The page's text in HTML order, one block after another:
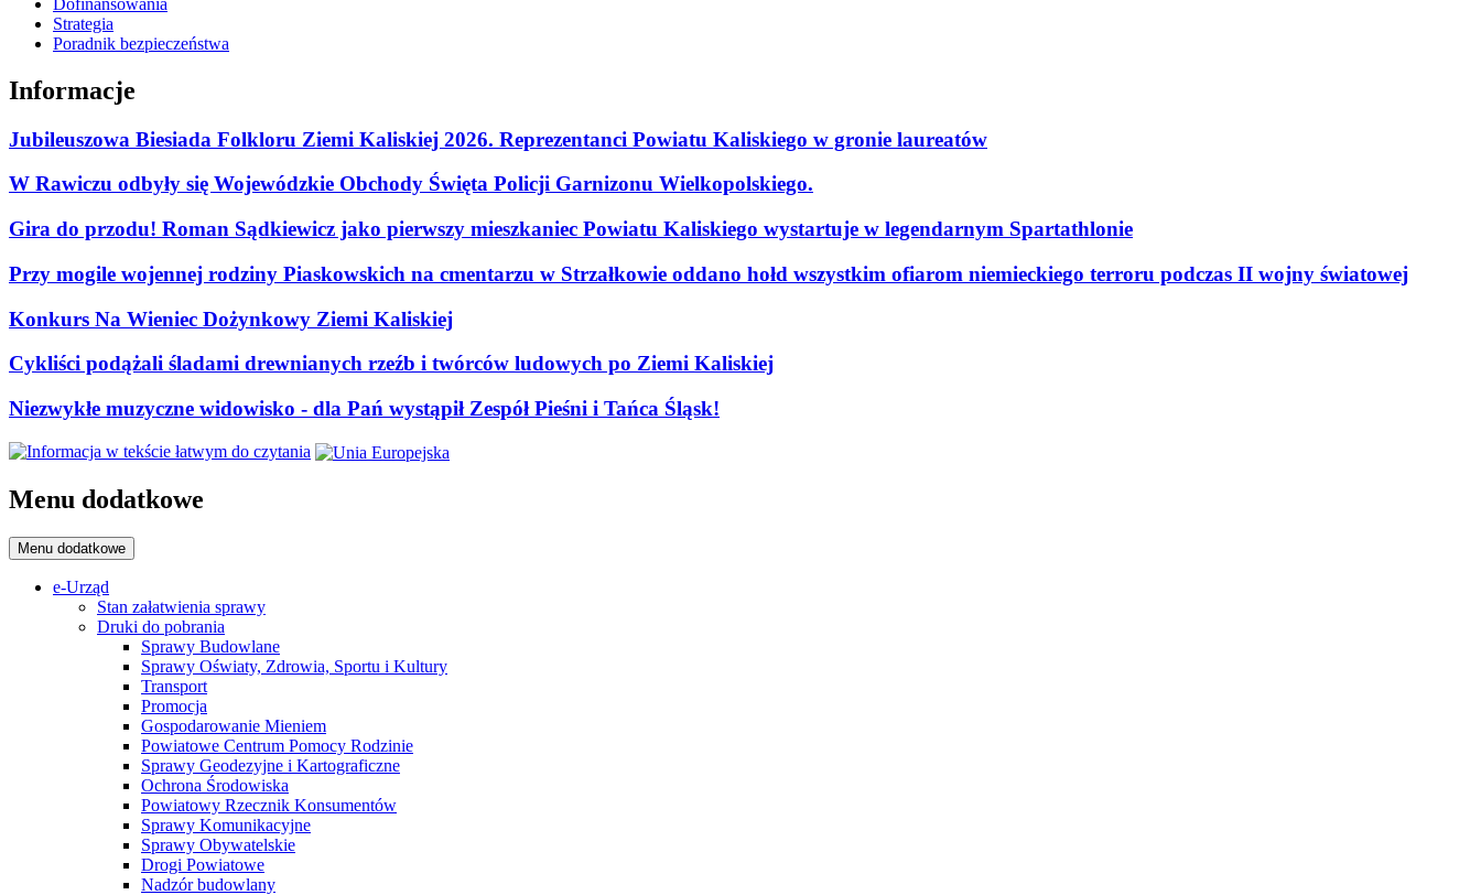
Dofinansowania
Strategia
Poradnik bezpieczeństwa
Informacje
Jubileuszowa Biesiada Folkloru Ziemi Kaliskiej 2026. Reprezentanci Powiatu Kaliskiego w gronie laureatów
W Rawiczu odbyły się Wojewódzkie Obchody Święta Policji Garnizonu Wielkopolskiego.
Gira do przodu! Roman Sądkiewicz jako pierwszy mieszkaniec Powiatu Kaliskiego wystartuje w legendarnym Spartathlonie
Przy mogile wojennej rodziny Piaskowskich na cmentarzu w Strzałkowie oddano hołd wszystkim ofiarom niemieckiego terroru podczas II wojny światowej
Konkurs Na Wieniec Dożynkowy Ziemi Kaliskiej
Cykliści podążali śladami drewnianych rzeźb i twórców ludowych po Ziemi Kaliskiej
Niezwykłe muzyczne widowisko - dla Pań wystąpił Zespół Pieśni i Tańca Śląsk!
Menu dodatkowe
Menu dodatkowe
e-Urząd
Stan załatwienia sprawy
Druki do pobrania
Sprawy Budowlane
Sprawy Oświaty, Zdrowia, Sportu i Kultury
Transport
Promocja
Gospodarowanie Mieniem
Powiatowe Centrum Pomocy Rodzinie
Sprawy Geodezyjne i Kartograficzne
Ochrona Środowiska
Powiatowy Rzecznik Konsumentów
Sprawy Komunikacyjne
Sprawy Obywatelskie
Drogi Powiatowe
Nadzór budowlany